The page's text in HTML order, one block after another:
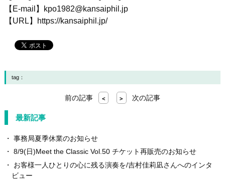
【 E-mail 】
kpo1982@kansaiphil.jp
【 URL 】 https://kansaiphil.jp/
tag：
前の記事 < > 次の記事
最新記事
事務局夏季休業のお知らせ
8/9(日)Meet the Classic Vol.50 チケット再販売のお知らせ
お客様一人ひとりの心に残る演奏を/吉村佳莉凪さんへのインタ
ビュー